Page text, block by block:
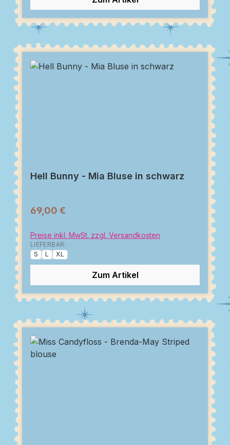
Hell Bunny - Mia Bluse in schwarz
69,00 €
Preise inkl. MwSt. zzgl. Versandkosten
LIEFERBAR:
S
L XL
Zum Artikel